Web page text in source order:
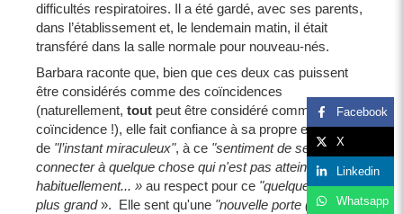
difficultés respiratoires. Il a été gardé, avec ses parents,
dans l’établissement et, le lendemain matin, il était
transféré dans la salle normale pour nouveau-nés.
Barbara raconte que, bien que ces deux cas puissent
être considérés comme des coïncidences
(naturellement, tout peut être considéré comme une
coïncidence !), elle fait confiance à sa propre expérience
de "l’instant miraculeux", à ce "sentiment de se
connecter à quelque chose qui n'est pas atteinte
habituellement... » au respect pour ce "quelque chose de
plus grand». Elle sent qu'une "nouvelle porte (marquée
Facebook
X
Linkedin
Whatsapp